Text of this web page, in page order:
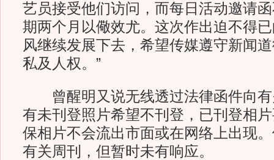
艺员接受他们访问，而每日活动邀请
期两个月以儆效尤。这次作出迫不得
风继续发展下去，希望传媒遵守新闻
私及人权。”
曾醒明又说无线透过法律函件向有
有未刊登照片希望不刊登，已刊登相
保相片不会流出市面或在网络上出现
有关周刊，但暂时未有响应。